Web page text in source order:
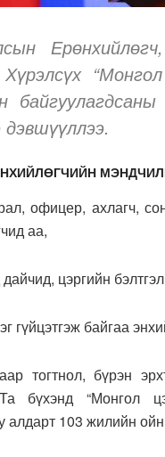
офицер, ахлагч,
аа,
цэргийн бэлтгэл
гүйцэтгэж байгаа
тогтнол, бүрэн
бүхэнд “Монгол
алдарт 103 жилийн